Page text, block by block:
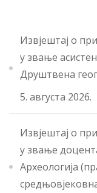
Извјештај о
у звање
Друштвена
5. августа 2026.
Извјештај о
у звање
Археологија